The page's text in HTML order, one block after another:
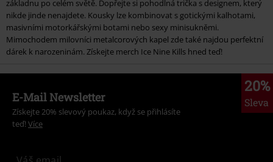
základnu po celém světě. Dopřejte si pohodlná trička s designem, který
nikde jinde nenajdete. Kousky lze kombinovat s gotickými kalhotami,
masivními motorkářskými botami nebo sexy minisukněmi.
Mimochodem milovníci metalcorových kapel zde také najdou perfektní
dárek k narozeninám. Získejte merch Ice Nine Kills hned teď!
20%
Sleva
E-Mail Newsletter
Získejte 20% slevový poukaz, když se přihlásíte
teď! Více